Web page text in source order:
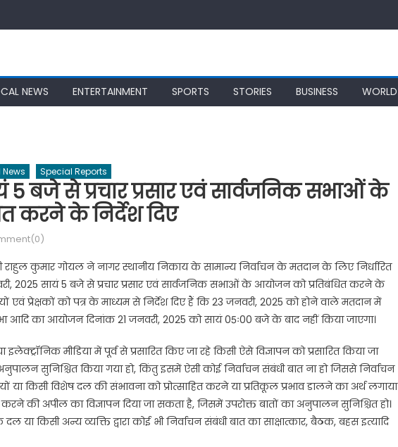
NEWS ENTERTAINMENT SPORTS STORIES BUSINESS WORLD
Special Reports
5 बजे से प्रचार प्रसार एवं सार्वजनिक सभाओं के
करने के निर्देश दिए
राहुल कुमार गोयल ने नागर स्थानीय निकाय के सामान्य निर्वाचन के मतदान के लिए निर्धारित
2025 सायं 5 बजे से प्रचार प्रसार एवं सार्वजनिक सभाओं के आयोजन को प्रतिबंधित करने के
एवं प्रेक्षकों को पत्र के माध्यम से निर्देश दिए हैं कि 23 जनवरी, 2025 को होने वाले मतदान में
सभा आदि का आयोजन दिनांक 21 जनवरी, 2025 को सायं 05ः00 बजे के बाद नहीं किया जाएगा।
इलेक्ट्रॉनिक मीडिया में पूर्व से प्रसारित किए जा रहे किसी ऐसे विज्ञापन को प्रसारित किया जा
सुनिश्चित किया गया हो, किंतु इसमें ऐसी कोई निर्वाचन संबंधी बात ना हो जिससे निर्वाचन
या किसी विशेष दल की संभावना को प्रोत्साहित करने या प्रतिकूल प्रभाव डालने का अर्थ लगाया
करने की अपील का विज्ञापन दिया जा सकता है, जिसमें उपरोक्त बातों का अनुपालन सुनिश्चित हो।
दल या किसी अन्य व्यक्ति द्वारा कोई भी निर्वाचन संबंधी बात का साक्षात्कार, बैठक, बहस इत्यादि